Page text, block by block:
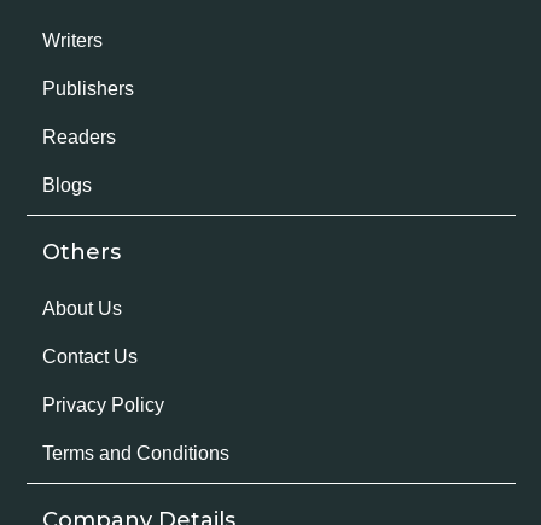
Writers
Publishers
Readers
Blogs
Others
About Us
Contact Us
Privacy Policy
Terms and Conditions